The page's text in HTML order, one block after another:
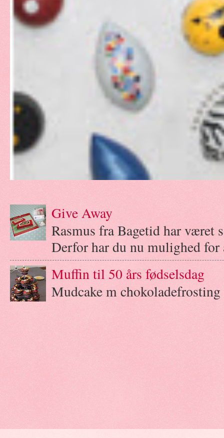
Give Away
Rasmus fra Bagetid har været
Derfor har du nu mulighed
Muffin til 50 års fødselsdag
Mudcake m chokoladefrosting